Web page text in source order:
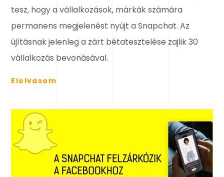
tesz, hogy a vállalkozások, márkák számára
permanens megjelenést nyújt a Snapchat. Az
újításnak jelenleg a zárt bétatesztelése zajlik 30
vállalkozás bevonásával.
Elolvasom